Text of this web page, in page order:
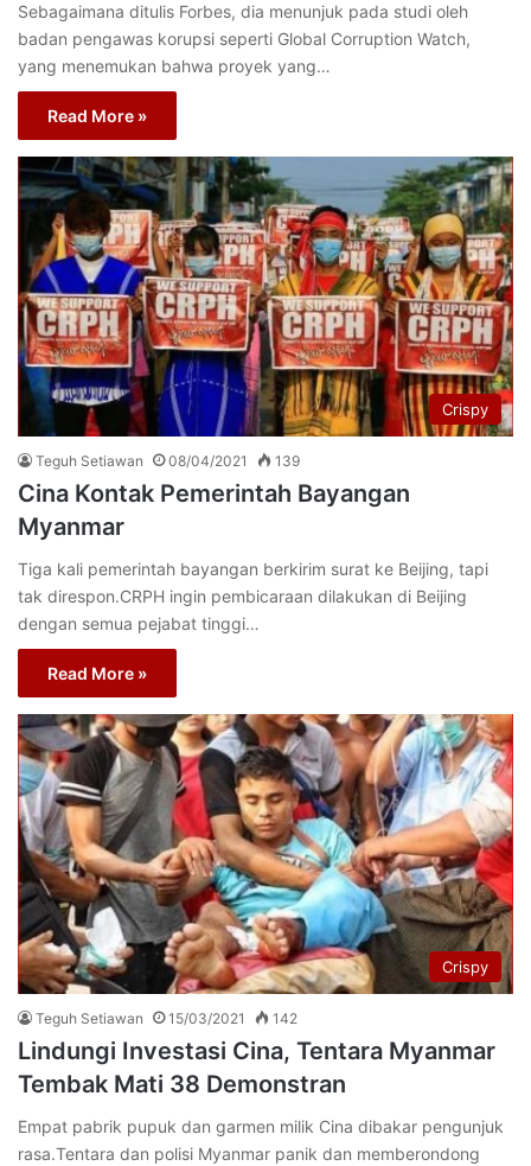
Sebagaimana ditulis Forbes, dia menunjuk pada studi oleh
badan pengawas korupsi seperti Global Corruption Watch,
yang menemukan bahwa proyek yang…
Read More »
Crispy
Teguh Setiawan 08/04/2021 139
Cina Kontak Pemerintah Bayangan
Myanmar
Tiga kali pemerintah bayangan berkirim surat ke Beijing, tapi
tak direspon.CRPH ingin pembicaraan dilakukan di Beijing
dengan semua pejabat tinggi…
Read More »
Crispy
Teguh Setiawan 15/03/2021 142
Lindungi Investasi Cina, Tentara Myanmar
Tembak Mati 38 Demonstran
Empat pabrik pupuk dan garmen milik Cina dibakar pengunjuk
rasa.Tentara dan polisi Myanmar panik dan memberondong